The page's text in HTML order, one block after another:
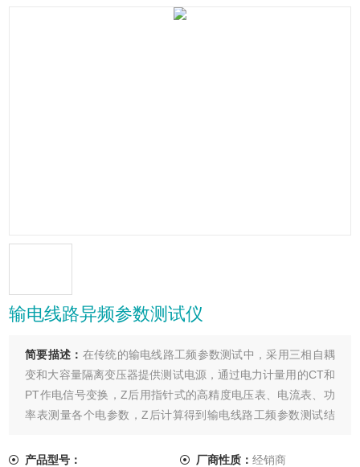
输电线路异频参数测试仪
简要描述： 在传统的输电线路工频参数测试中，采用三相自耦
变和大容量隔离变压器提供测试电源，通过电力计量用的CT和
PT作电信号变换，Z后用指针式的高精度电压表、电流表、功
率表测量各个电参数，Z后计算得到输电线路工频参数测试结
分不利于现场测量，而且由于测试电源为工频电源，极易与耦
产品型号： 厂商性质： 经销商